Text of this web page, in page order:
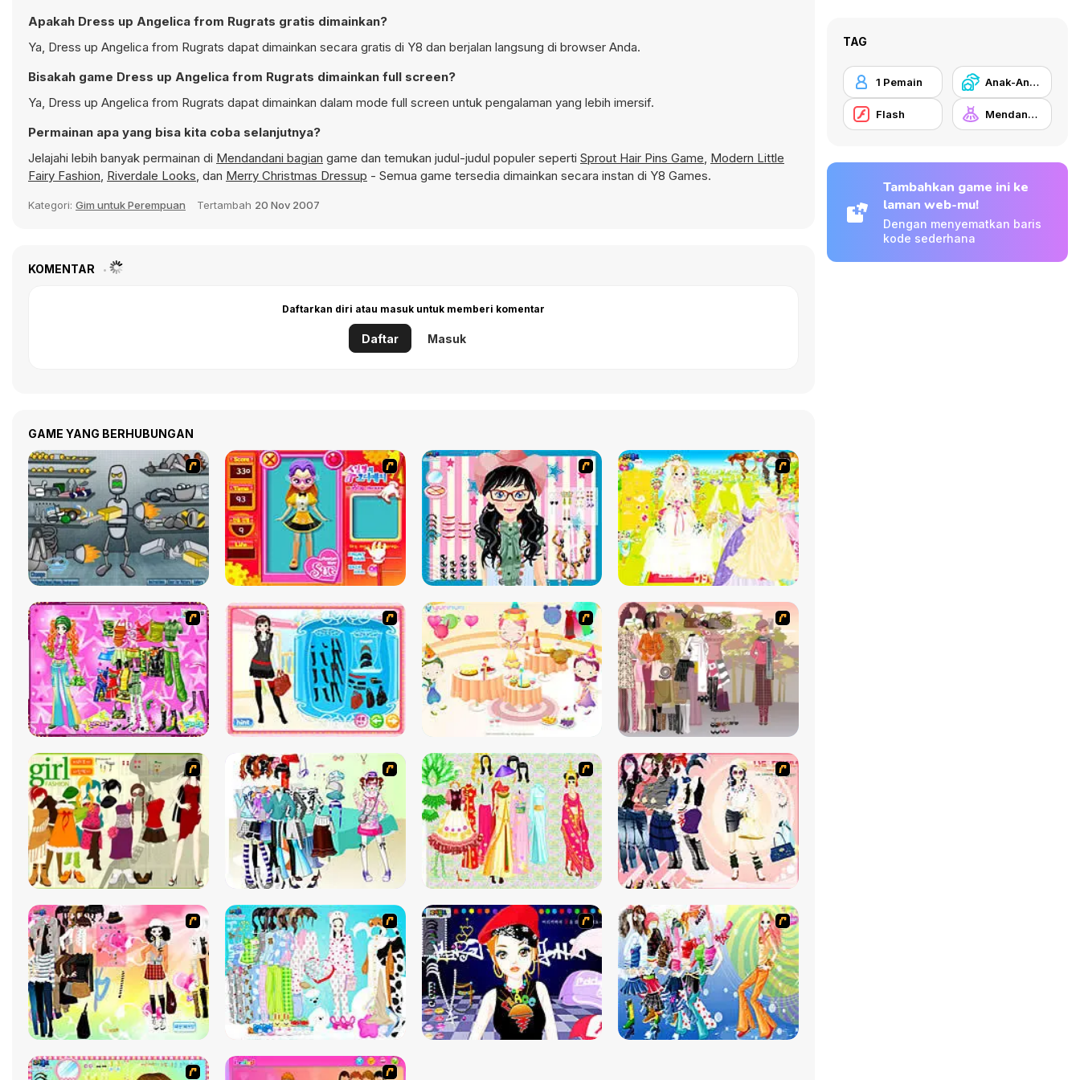
Apakah Dress up Angelica from Rugrats gratis dimainkan?
Ya, Dress up Angelica from Rugrats dapat dimainkan secara gratis di Y8 dan berjalan langsung di browser Anda.
Bisakah game Dress up Angelica from Rugrats dimainkan full screen?
Ya, Dress up Angelica from Rugrats dapat dimainkan dalam mode full screen untuk pengalaman yang lebih imersif.
Permainan apa yang bisa kita coba selanjutnya?
Jelajahi lebih banyak permainan di Mendandani bagian game dan temukan judul-judul populer seperti Sprout Hair Pins Game, Modern Little
Fairy Fashion, Riverdale Looks, dan Merry Christmas Dressup - Semua game tersedia dimainkan secara instan di Y8 Games.
Kategori: Gim untuk Perempuan Tertambah 20 Nov 2007
KOMENTAR
Daftarkan diri atau masuk untuk memberi komentar
Daftar Masuk
GAME YANG BERHUBUNGAN
TAG
1 Pemain Anak-Anak
Flash Mendandani
Tambahkan game ini ke
laman web-mu!
Dengan menyematkan baris
kode sederhana